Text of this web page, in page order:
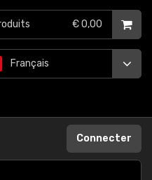
Français
€ 0,00
Connecter